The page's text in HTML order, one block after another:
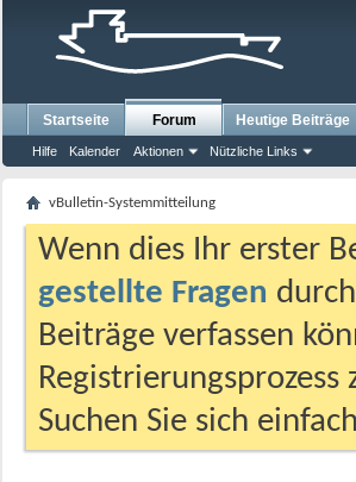
Startseite Forum
Hilfe Kalender Aktionen Nützliche Links
Heutige Beiträge
vBulletin-Systemmitteilung
Wenn dies Ihr erster
gestellte Fragen
Beiträge verfassen
Suchen Sie sich